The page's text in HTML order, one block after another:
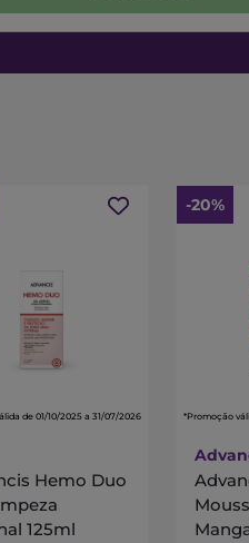
de 01/10/2025 a 31/07/2026
Hemo Duo
125ml
-20%
*Promoção